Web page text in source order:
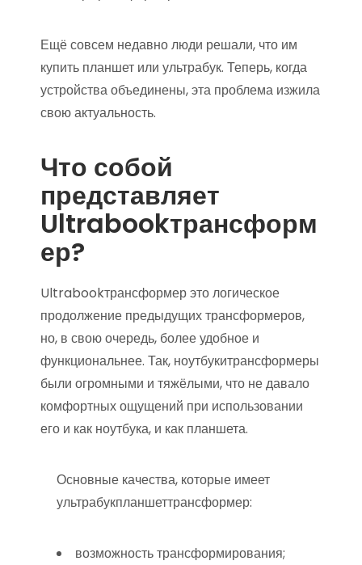
Ещё совсем недавно люди решали, что им
купить планшет или ультрабук. Теперь, когда
устройства объединены, эта проблема изжила
свою актуальность.
Что собой
представляет
Ultrabookтрансформ
ер?
Ultrabookтрансформер это логическое
продолжение предыдущих трансформеров,
но, в свою очередь, более удобное и
функциональнее. Так, ноутбукитрансформеры
были огромными и тяжёлыми, что не давало
комфортных ощущений при использовании
его и как ноутбука, и как планшета.
Основные качества, которые имеет
ультрабукпланшеттрансформер:
возможность трансформирования;